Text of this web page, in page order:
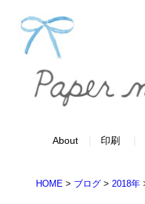
About 印刷
HOME > ブログ > 2018年